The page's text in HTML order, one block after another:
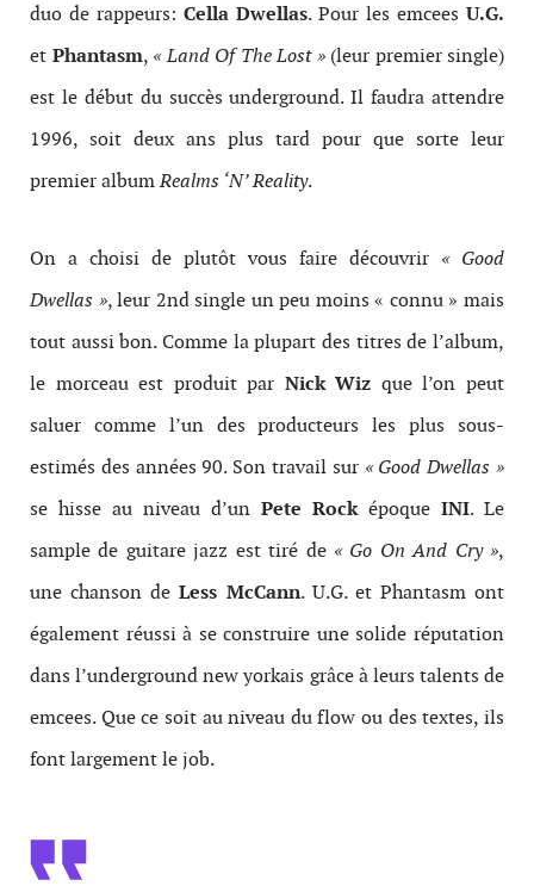
duo de rappeurs: Cella Dwellas. Pour les emcees U.G.
et Phantasm, « Land Of The Lost »(leur premier single)
est le début du succès underground. Il faudra attendre
1996, soit deux ans plus tard pour que sorte leur
premier albumRealms ‘N’ Reality.
On a choisi de plutôt vous faire découvrir « Good
Dwellas », leur 2nd single un peu moins « connu » mais
tout aussi bon. Comme la plupart des titres de l’album,
le morceau est produit par Nick Wiz que l’on peut
saluer comme l’un des producteurs les plus sous-
estimés des années 90. Son travail sur « Good Dwellas »
se hisse au niveau d’un Pete Rocképoque INI. Le
sample de guitare jazz est tiré de « Go On And Cry »,
une chanson deLess McCann. U.G. et Phantasm ont
également réussi à se construire une solide réputation
dans l’underground new yorkais grâce à leurs talents de
emcees. Que ce soit au niveau du flow ou des textes, ils
font largement le job.